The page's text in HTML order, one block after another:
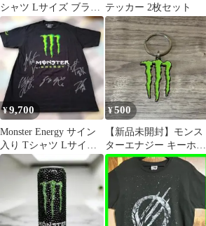
シャツ Lサイズ ブラッ
ク デカロゴ プリント
古着
テッカー 2枚セット
¥9,700
Monster Energy サイン
入り Tシャツ Lサイ
ズ coldrain
¥500
【新品未開封】モンス
ターエナジー キーホル
ダー ロゴ 非売品②